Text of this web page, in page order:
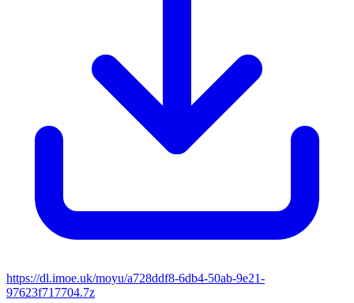
https://dl.imoe.uk/moyu/a728ddf8-6db4-50ab-9e21-
97623f717704.7z